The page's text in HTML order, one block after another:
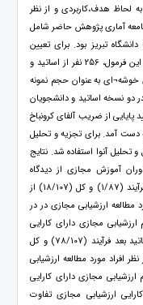
لحاظ هدف،کاربردی و از نظر
آماری پژوهش حاضر شامل
دانشجو) و اساتید (768 استاد) دانشگاه تبریز بود. برای تعیین
حجم نمونه از فرمول کوکران استفاده شد که بر اساس این فرمول، 256 نفر از اساتید و
خوشه¬ای به عنوان حجم نمونه
دو نسخه اساتید و دانشجویان
پایایی از ضریب آلفای کرونباخ
شد که پایایی به ترتیب برابر با 96/0 و 97/0 به دست آمد. برای تجزیه و تحلیل
آنوا استفاده شد. نتایج
آموزش مجازی از دیدگاه
دانشجویان دانشگاه تبریز در بعد درونداد (08/20) و فرآیند (1/87) و کل (18/107) از
مطالعه ارزشیابی مجازی در در
مجازی دارای کارایی
است. همچنین کارایی ارزشیابی مجازی از دیدگاه اساتید بعد فرآیند (78/107) و کل
نظر افراد مورد مطالعه ارزشیابی
مجازی دارای کارایی
ارزشیابی مجازی تفاوت